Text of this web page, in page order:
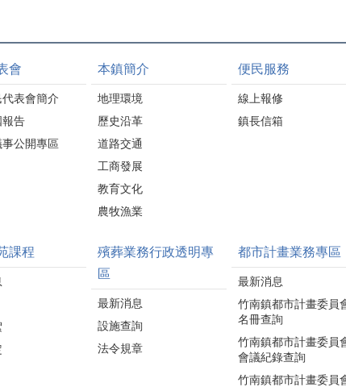
會
表會簡介
報告
公開專區
本鎮簡介
地理環境
歷史沿革
道路交通
工商發展
教育文化
農牧漁業
便民服務
線上報修
鎮長信箱
課程
殯葬業務行政透明專
區
最新消息
設施查詢
法令規章
都市計畫業務專區
最新消息
竹南鎮都市計畫委員
名冊查詢
竹南鎮都市計畫委員
會議紀錄查詢
竹南鎮都市計畫委員